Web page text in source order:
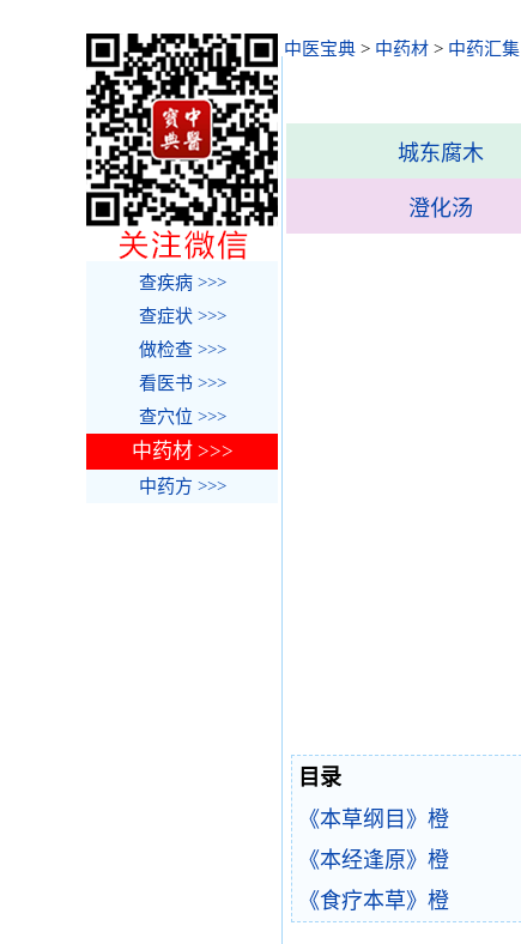
中医宝典 > 中药材 > 中药汇集
城东腐木
澄化汤
目录
《本草纲目》橙
《本经逢原》橙
《食疗本草》橙
查疾病 >>>
查症状 >>>
做检查 >>>
看医书 >>>
查穴位 >>>
中药材 >>>
中药方 >>>